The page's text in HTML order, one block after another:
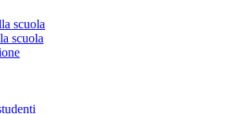
scuola
scuola